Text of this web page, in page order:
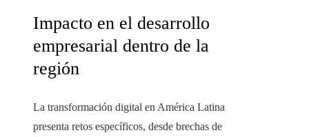
Impacto en el desarrollo
empresarial dentro de la
región
La transformación digital en América Latina
presenta retos específicos, desde brechas de